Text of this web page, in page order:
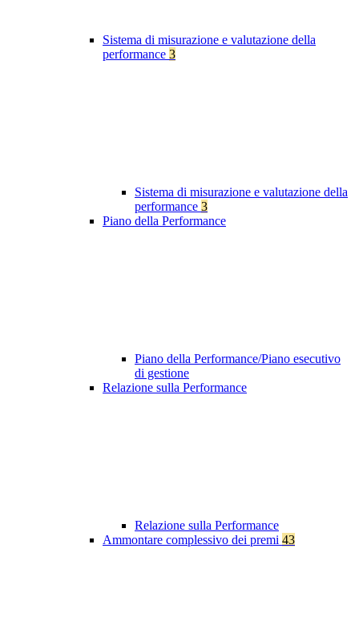
Sistema di misurazione e valutazione della
performance 3
Sistema di misurazione e valutazione della
performance 3
Piano della Performance
Piano della Performance/Piano esecutivo
di gestione
Relazione sulla Performance
Relazione sulla Performance
Ammontare complessivo dei premi 43